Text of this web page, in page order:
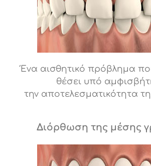
Ένα αισθητικό πρόβλημα
θέσει υπό
την αποτελεσματικότητα
Διόρθωση της μέσης